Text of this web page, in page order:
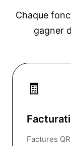
Chaque
gagner
🧾
Factures